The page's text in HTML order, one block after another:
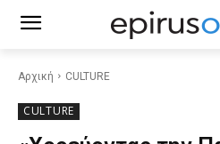
Αρχική CULTURE
CULTURE